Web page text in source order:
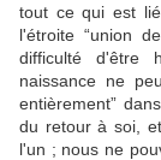
tout ce qui est
l'étroite “union
difficulté d'être
naissance ne
entièrement”
du retour à soi,
l'un ; nous ne